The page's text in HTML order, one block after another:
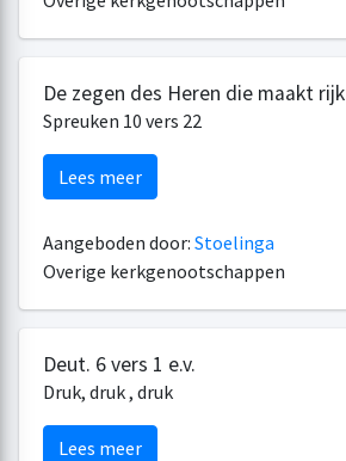
De zegen des Heren die maakt rijk
Spreuken 10 vers 22
Lees meer
Aangeboden door: Stoelinga
Overige kerkgenootschappen
Deut. 6 vers 1 e.v.
Druk, druk , druk
Lees meer